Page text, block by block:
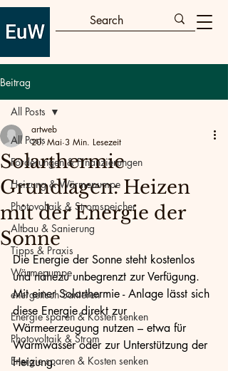
Beitrag
All Posts
Förderungen & Finanzierungen
Heizung & Wärmepumpe
Photovoltaik & Stromspeicher
Altbau & Sanierung
Tipps & Praxis
Wärmepumpe
energetisch Sanieren
Energie sparen & Kosten senken
Photovoltaik & Strom
Energie sparen & Kosten senken
All Posts
Solarthermie
Grundlagen: Heizen
mit der Energie der
Sonne
artweb
20. Mai 3 Min. Lesezeit
Die Energie der Sonne steht kostenlos
und nahezu unbegrenzt zur Verfügung.
Mit einer Solarthermie - Anlage lässt sich
diese Energie direkt zur
Wärmeerzeugung nutzen – etwa für
Warmwasser oder zur Unterstützung der
Heizung.